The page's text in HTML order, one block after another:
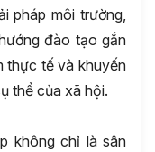
pháp môi trường,
đào tạo gắn
thực tế và khuyến
thể của xã hội.
không chỉ là sân